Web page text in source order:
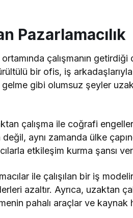
Pazarlamacılık
çalışmanın getirdiği
bir ofis, iş
gibi olumsuz şeyler
çalışma ile coğrafi
aynı zamanda ülke
etkileşim kurma şansı
ile çalışılan bir iş
azaltır. Ayrıca, uzaktan
pahalı araçlar ve kaynak